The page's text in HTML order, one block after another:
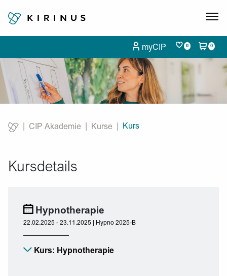
myCIP 0 0
CIP Akademie Kurse
Current:
Kurs
Kursdetails
Hypnotherapie
22.02.2025 - 23.11.2025 | Hypno 2025-B
Kurs: Hypnotherapie